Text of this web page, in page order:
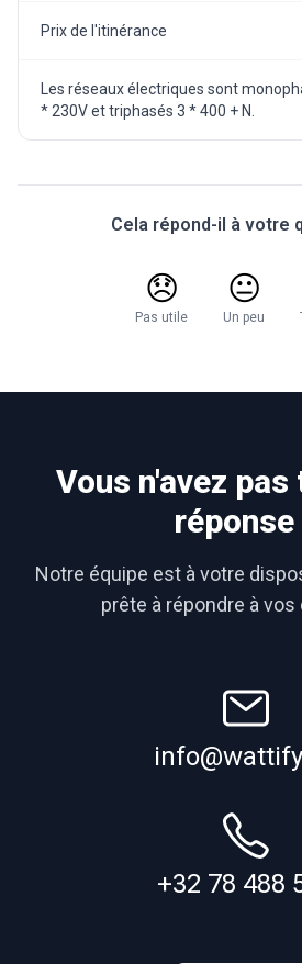
Prix de l'itinérance
Les réseaux électriques sont
* 230V et triphasés 3 * 400 + N.
Cela répond-il à votre
😞
Pas utile
😐
Un peu
Vous n'avez
réponse
Notre équipe est à votre
prête à répondre à
+32 78 488